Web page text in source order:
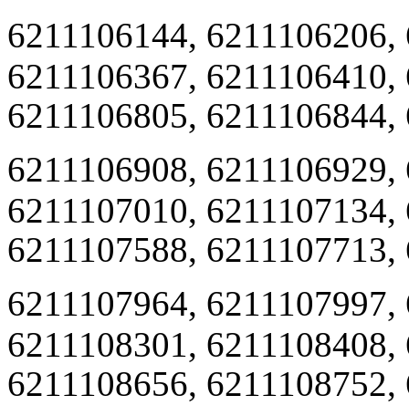
6211106144,
6211106367, 6211106410,
6211106805,
6211106908,
6211107010, 6211107134,
6211107588,
6211107964,
6211108301, 6211108408,
6211108656,